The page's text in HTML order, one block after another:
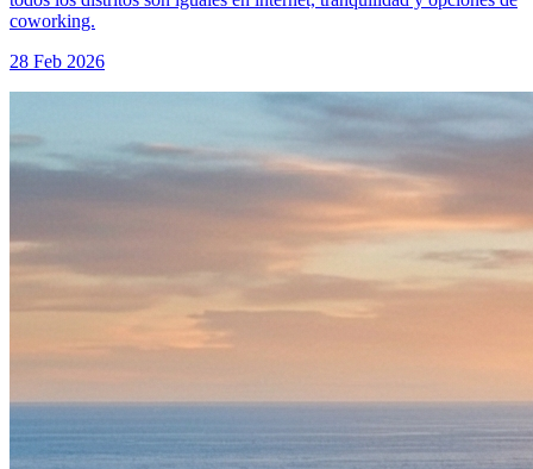
coworking.
28 Feb 2026